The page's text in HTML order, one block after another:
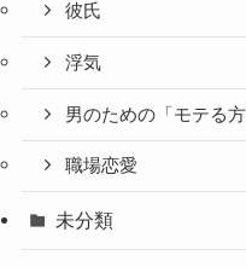
彼氏
浮気
男のための「モテる方
職場恋愛
未分類